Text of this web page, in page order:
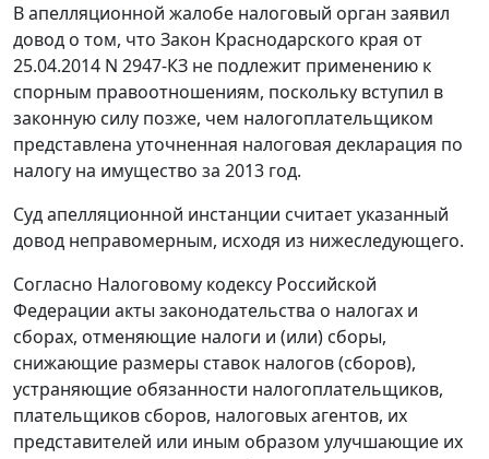
В апелляционной жалобе налоговый орган заявил
довод о том, что Закон Краснодарского края от
25.04.2014 N 2947-КЗ не подлежит применению к
спорным правоотношениям, поскольку вступил в
законную силу позже, чем налогоплательщиком
представлена уточненная налоговая декларация по
налогу на имущество за 2013 год.
Суд апелляционной инстанции считает указанный
довод неправомерным, исходя из нижеследующего.
Согласно Налоговому кодексу Российской
Федерации акты законодательства о налогах и
сборах, отменяющие налоги и (или) сборы,
снижающие размеры ставок налогов (сборов),
устраняющие обязанности налогоплательщиков,
плательщиков сборов, налоговых агентов, их
представителей или иным образом улучшающие их